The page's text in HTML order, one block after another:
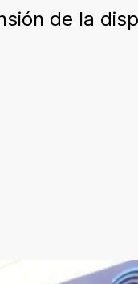
de la